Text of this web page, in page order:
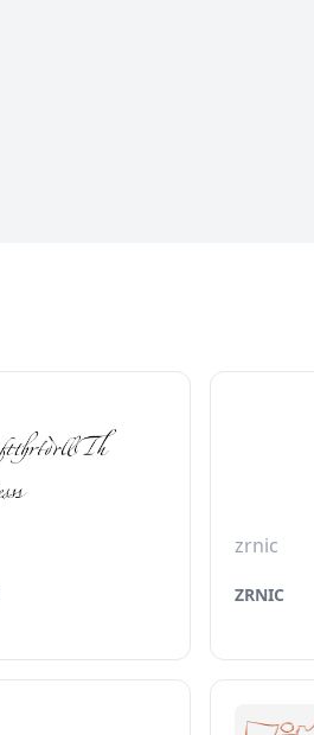
zrnic
ZRNIC